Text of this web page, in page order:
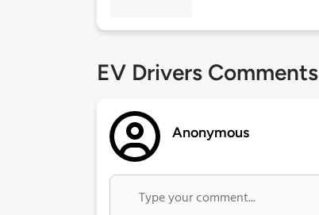
EV Drivers Comments
Anonymous